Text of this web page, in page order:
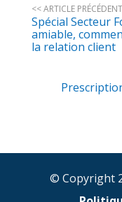
<< ARTICLE PRÉCÉDENT
Spécial Secteur
amiable,
la relation client
© Copyright